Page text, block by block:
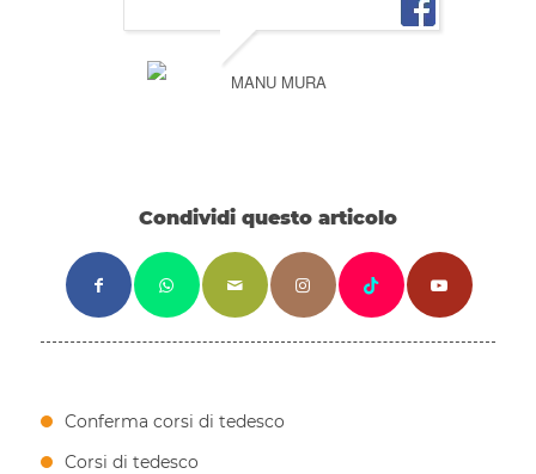
MANU MURA
Condividi questo articolo
Conferma corsi di tedesco
Corsi di tedesco